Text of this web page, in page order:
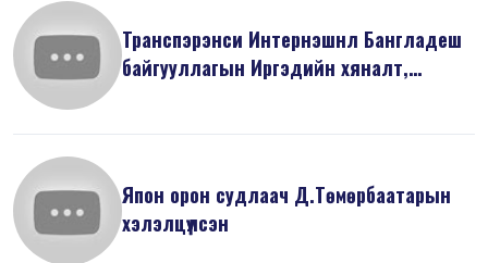
Транспэрэнси Интернэшнл Бангладеш
байгууллагын Иргэдийн хяналт,
Япон орон судлаач Д.Төмөрбаатарын
хэлэлцүүлсэн